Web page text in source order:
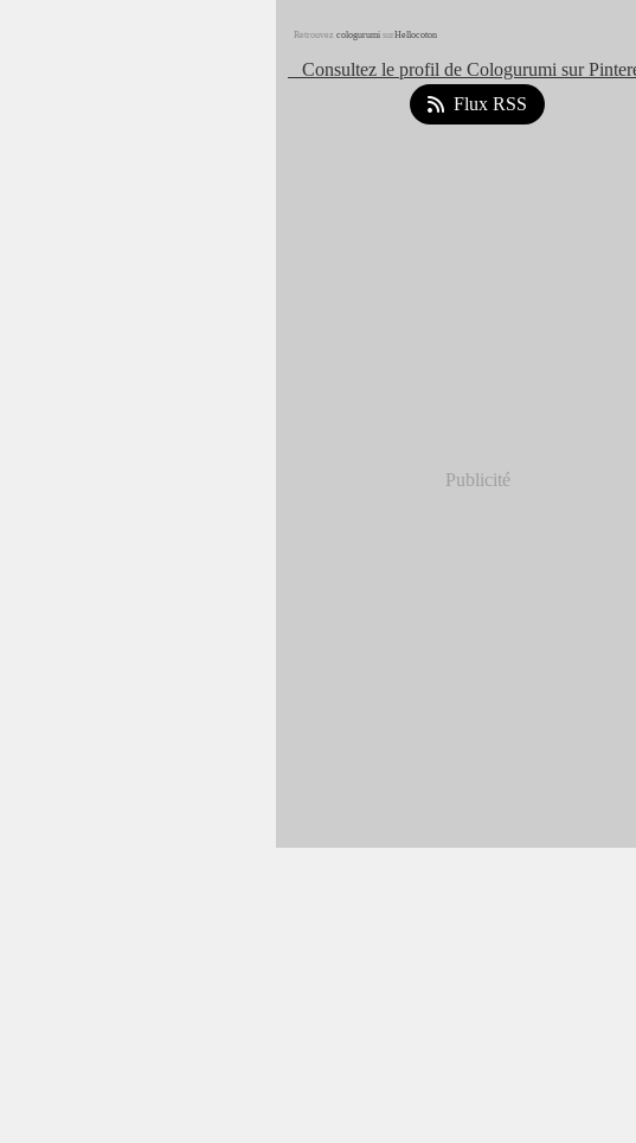
Retrouvez cologurumi surHellocoton
Consultez le profil de Cologurumi sur
Flux RSS
Publicité